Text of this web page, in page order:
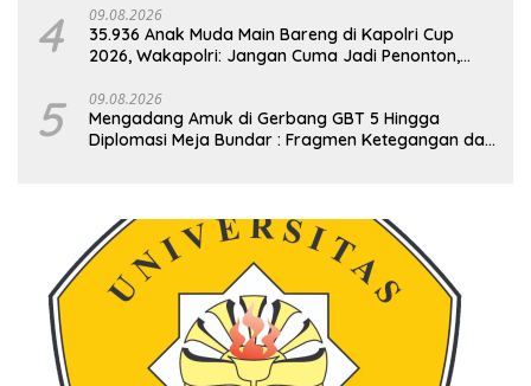
4 09.08.2026
35.936 Anak Muda Main Bareng di Kapolri Cup
2026, Wakapolri: Jangan Cuma Jadi Penonton,
5 09.08.2026
Mengadang Amuk di Gerbang GBT 5 Hingga
Diplomasi Meja Bundar : Fragmen Ketegangan dan